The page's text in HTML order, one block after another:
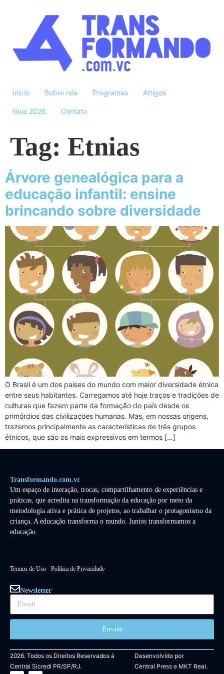
Início Sobre nós Programas Artigos
Guia 2026 Contato
Tag: Etnias
Árvore genealógica para a
educação infantil: ensine
brincando sobre diversidade
O Brasil é um dos países do mundo com maior diversidade étnica
entre seus habitantes. Carregamos até hoje traços e tradições de
culturas que fazem parte da formação do país desde os
primórdios das civilizações humanas. Mas, em nossas origens,
trazemos principalmente as características de três grupos
étnicos, que são os mais expressivos em termos […]
Transformando.com.vc
Um espaço de interação, trocas, compartilhamento de experiências e
práticas, que acredita na transformação da educação por meio da
metodologia ativa e prática de projetos, ao trabalhar o protagonismo da
criança. A educação transforma o mundo. Juntos transformamos a
educação.
Termos de Uso Política de Privacidade
Newsletter
Enviar
2026. Todos os Direitos Reservados à
Central Sicredi PR/SP/RJ.
Desenvolvido por
Central Presse MKT Real.